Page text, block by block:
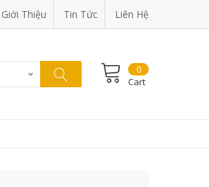
Giới Thiệu Tin Tức Liên Hệ
0
Cart